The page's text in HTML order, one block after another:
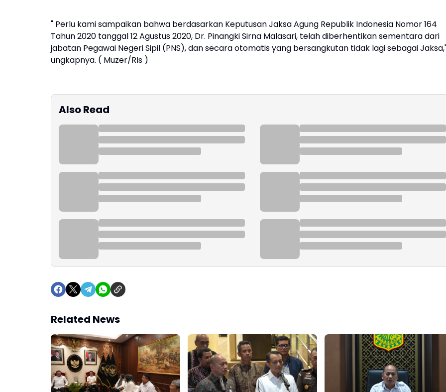
" Perlu kami sampaikan bahwa berdasarkan Keputusan Jaksa Agung Republik Indonesia Nomor 164
Tahun 2020 tanggal 12 Agustus 2020, Dr. Pinangki Sirna Malasari, telah diberhentikan sementara dari
jabatan Pegawai Negeri Sipil (PNS), dan secara otomatis yang bersangkutan tidak lagi sebagai
ungkapnya. ( Muzer/Rls )
Also Read
Related News